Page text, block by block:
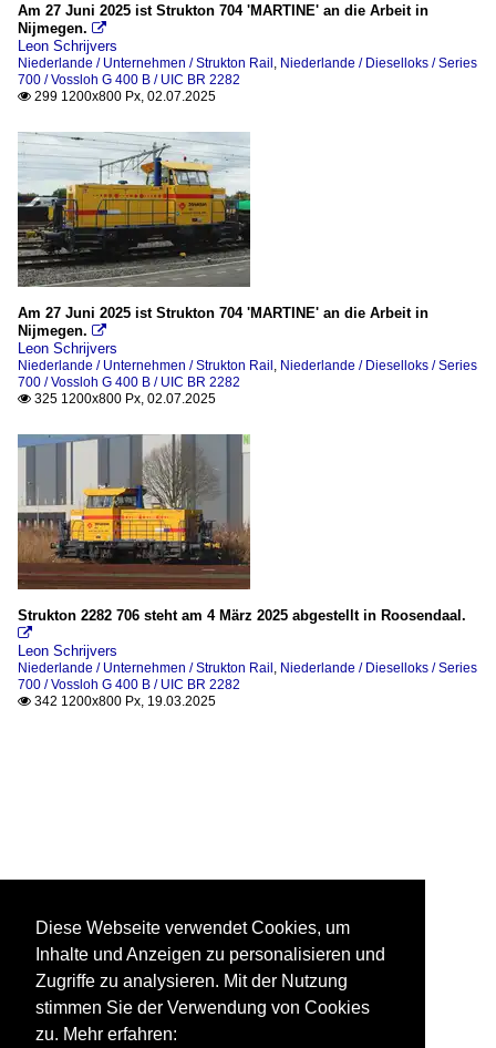
Am 27 Juni 2025 ist Strukton 704 'MARTINE' an die Arbeit in
Nijmegen. 
Leon Schrijvers
Niederlande / Unternehmen / Strukton Rail Niederlande / Dieselloks / Series
700 / Vossloh G 400 B / UIC BR 2282
 299 1200x800 Px, 02.07.2025
Am 27 Juni 2025 ist Strukton 704 'MARTINE' an die Arbeit in
Nijmegen. 
Leon Schrijvers
Niederlande / Unternehmen / Strukton Rail Niederlande / Dieselloks / Series
700 / Vossloh G 400 B / UIC BR 2282
 325 1200x800 Px, 02.07.2025
Strukton 2282 706 steht am 4 März 2025 abgestellt in Roosendaal.

Leon Schrijvers
Niederlande / Unternehmen / Strukton Rail Niederlande / Dieselloks / Series
700 / Vossloh G 400 B / UIC BR 2282
 342 1200x800 Px, 19.03.2025
Diese Webseite verwendet Cookies, um
Inhalte und Anzeigen zu personalisieren und
Zugriffe zu analysieren. Mit der Nutzung
stimmen Sie der Verwendung von Cookies
zu. Mehr erfahren: